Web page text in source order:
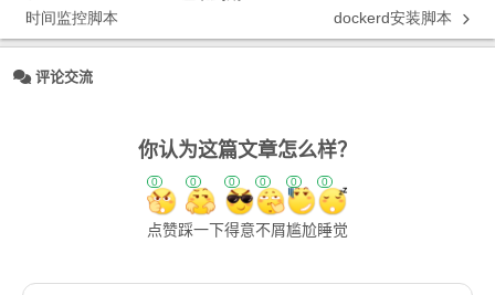
时间监控脚本
dockerd安装脚本
评论交流
你认为这篇文章怎么样？
0
点赞
0
踩一下
0
得意
0
不屑
0
尴尬
0
睡觉